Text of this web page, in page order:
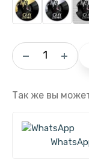
Так же вы